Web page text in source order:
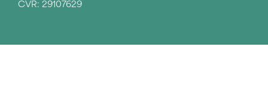
CVR: 29107629